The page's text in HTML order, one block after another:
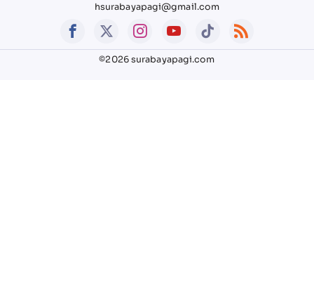
hsurabayapagi@gmail.com
©2026 surabayapagi.com